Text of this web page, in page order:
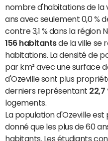
nombre d'habitations de la
ans avec seulement 0,0 %
contre 3,1 % dans la région
156 habitantsde la ville se
habitations. La densité de
par km² avec une surface
d'Ozeville sont plus
derniers représentant 22,7
logements.
La population d'Ozeville
donné que les plus de 60
habitants. Les étudiants